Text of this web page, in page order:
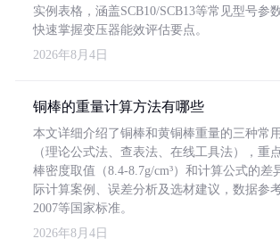
实例表格，涵盖SCB10/SCB13等常见型号参
快速掌握变压器能效评估要点。
2026年8月4日
铜棒的重量计算方法有哪些
本文详细介绍了铜棒和黄铜棒重量的三种常
（理论公式法、查表法、在线工具法），重
棒密度取值（8.4-8.7g/cm³）和计算公式的差
际计算案例、误差分析及选材建议，数据参
2007等国家标准。
2026年8月4日